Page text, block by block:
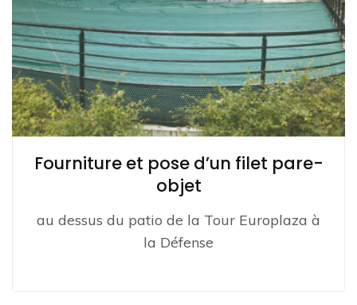
Fourniture et pose d’un filet pare-
objet
au dessus du patio de la Tour Europlaza à
la Défense